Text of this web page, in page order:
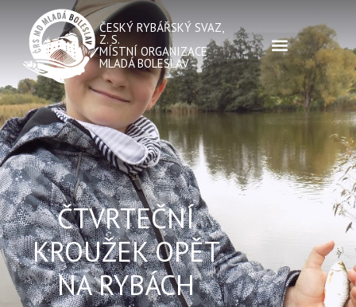
ČESKÝ RYBÁŘSKÝ SVAZ,
Z. S.
MÍSTNÍ ORGANIZACE
MLADÁ BOLESLAV
ČTVRTEČNÍ
KROUŽEK OPĚT
NA RYBÁCH